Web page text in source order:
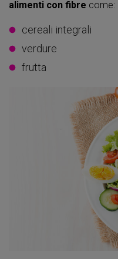
alimenti con fibre come:
cereali integrali
verdure
frutta